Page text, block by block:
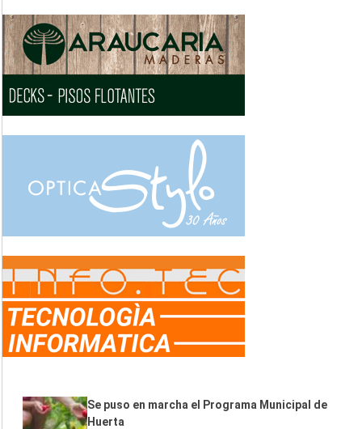
Se puso en marcha el Programa Municipal de
Huerta